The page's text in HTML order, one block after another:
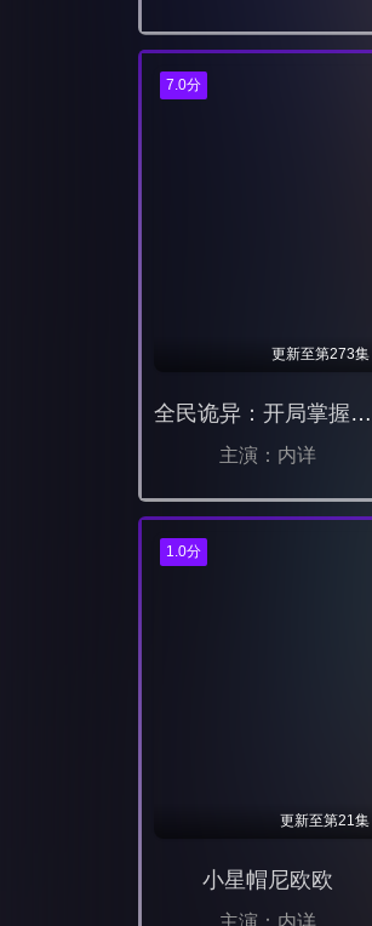
7.0分
更新至第273集
全民诡异：开局掌握零元购动态漫
主演：内详
1.0分
更新至第21集
小星帽尼欧欧